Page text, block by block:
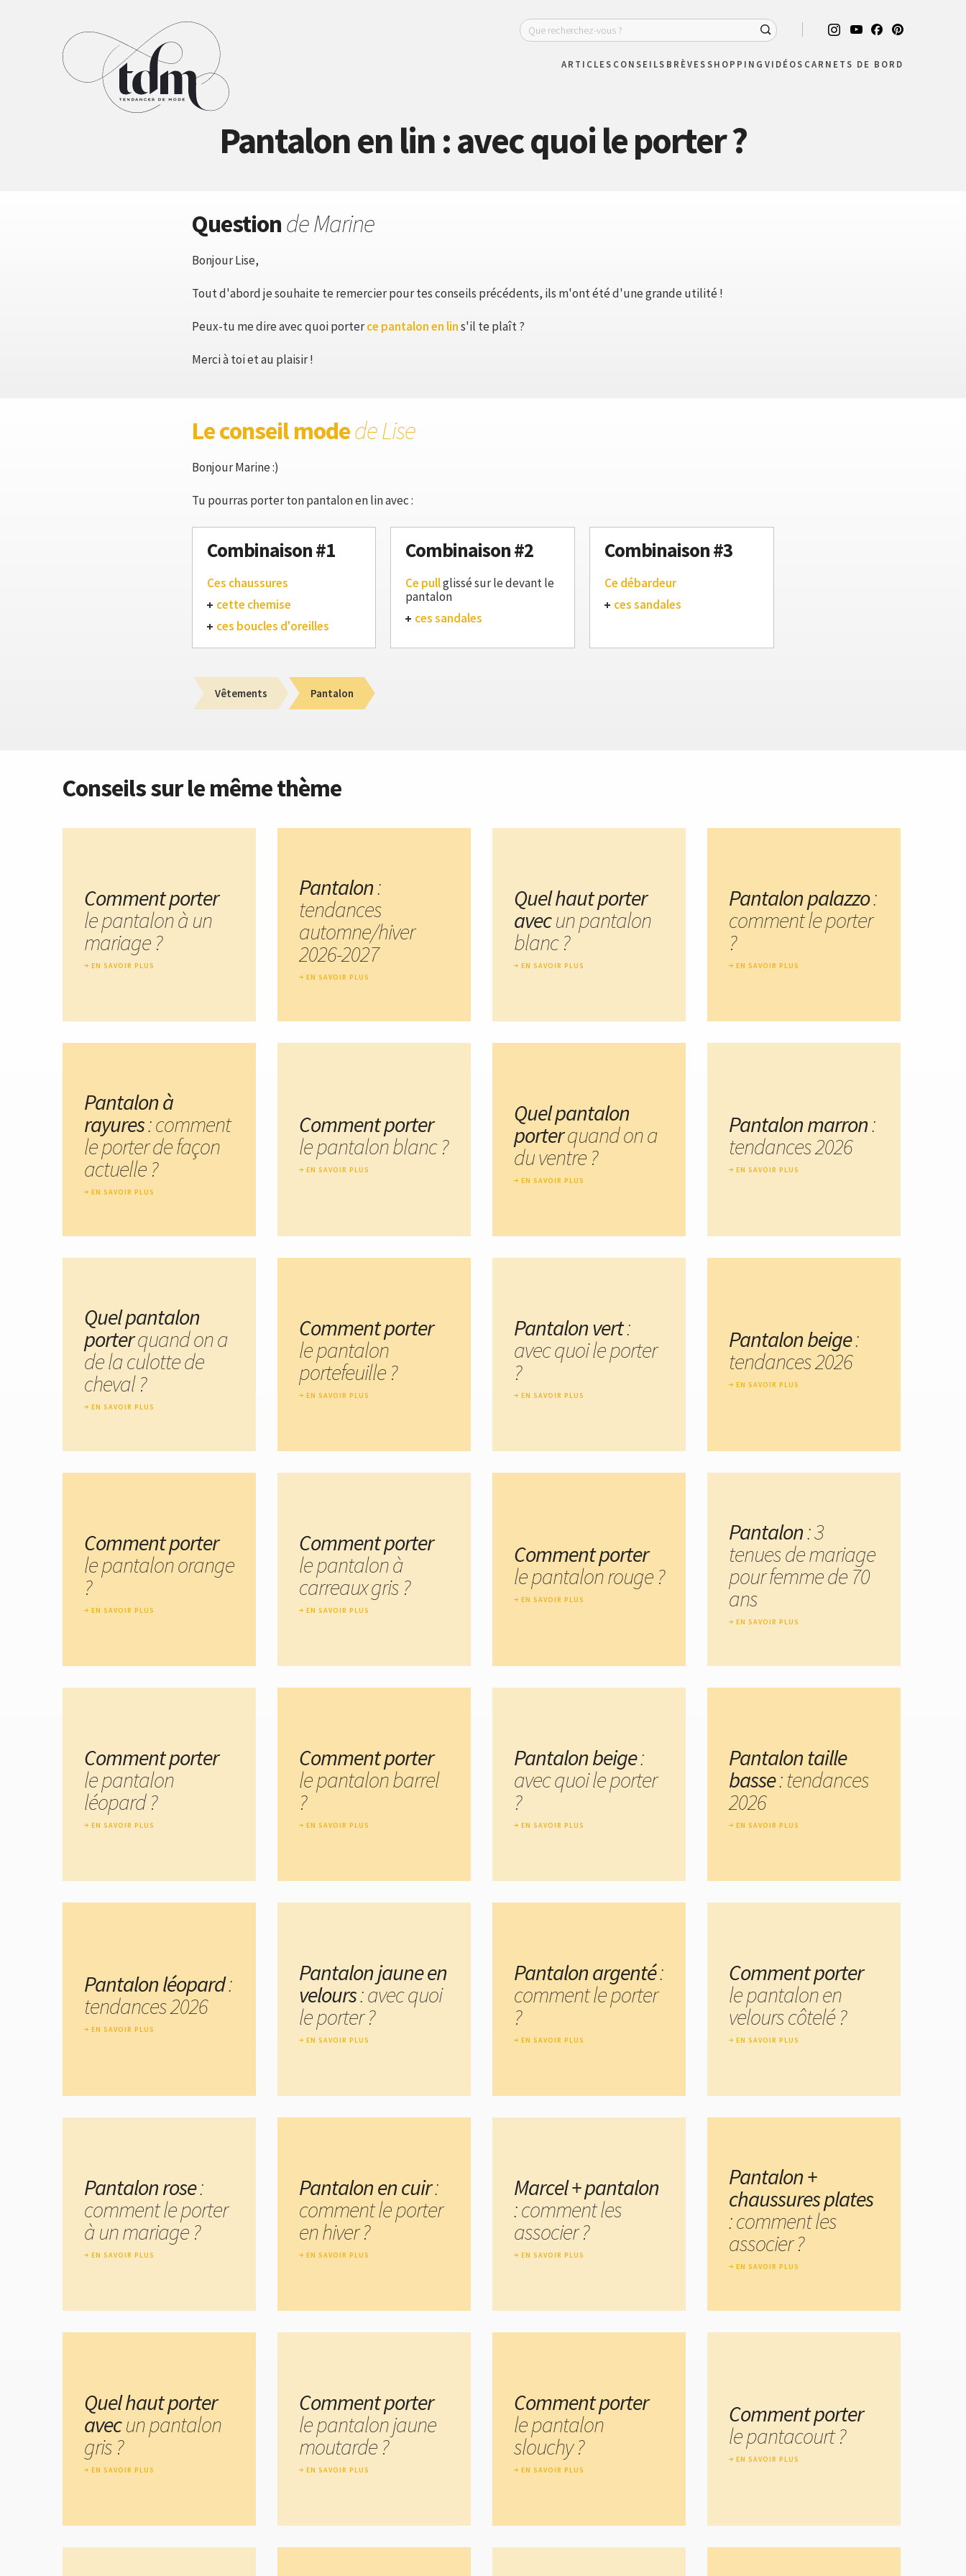
ARTICLES CONSEILS BRÈVESSHOPPING VIDÉOS CARNETS DE BORD
Pantalon en lin : avec quoi le porter ?
Questionde Marine
Bonjour Lise,
Tout d'abord je souhaite te remercier pour tes conseils précédents, ils m'ont été d'une grande utilité !
Peux-tu me dire avec quoi porterce pantalon en lins'il te plaît ?
Merci à toi et au plaisir !
Le conseil modede Lise
Bonjour Marine :)
Tu pourras porter ton pantalon en lin avec :
Combinaison #1
Ces chaussures
cette chemise
ces boucles d'oreilles
Combinaison #2
Ce pullglissé sur le devant le
pantalon
ces sandales
Combinaison #3
Ce débardeur
ces sandales
Vêtements Pantalon
Conseils sur le même thème
Comment porter
le pantalon à un
mariage ?
EN SAVOIR PLUS
Pantalon:
tendances
automne/hiver
2026-2027
EN SAVOIR PLUS
Quel haut porter
avecun pantalon
blanc ?
EN SAVOIR PLUS
Pantalon palazzo:
comment le porter
?
EN SAVOIR PLUS
Pantalon à
rayures: comment
le porter de façon
actuelle ?
EN SAVOIR PLUS
Comment porter
le pantalon blanc ?
EN SAVOIR PLUS
Quel pantalon
porterquand on a
du ventre ?
EN SAVOIR PLUS
Pantalon marron:
tendances 2026
EN SAVOIR PLUS
Quel pantalon
porterquand on a
de la culotte de
cheval ?
EN SAVOIR PLUS
Comment porter
le pantalon
portefeuille ?
EN SAVOIR PLUS
Pantalon vert:
avec quoi le porter
?
EN SAVOIR PLUS
Pantalon beige:
tendances 2026
EN SAVOIR PLUS
Comment porter
le pantalon orange
?
EN SAVOIR PLUS
Comment porter
le pantalon à
carreaux gris ?
EN SAVOIR PLUS
Comment porter
le pantalon rouge ?
EN SAVOIR PLUS
Pantalon: 3
tenues de mariage
pour femme de 70
ans
EN SAVOIR PLUS
Comment porter
le pantalon
léopard ?
EN SAVOIR PLUS
Comment porter
le pantalon barrel
?
EN SAVOIR PLUS
Pantalon beige:
avec quoi le porter
?
EN SAVOIR PLUS
Pantalon taille
basse: tendances
2026
EN SAVOIR PLUS
Pantalon léopard:
tendances 2026
EN SAVOIR PLUS
Pantalon jaune en
velours: avec quoi
le porter ?
EN SAVOIR PLUS
Pantalon argenté:
comment le porter
?
EN SAVOIR PLUS
Comment porter
le pantalon en
velours côtelé ?
EN SAVOIR PLUS
Pantalon rose:
comment le porter
à un mariage ?
EN SAVOIR PLUS
Pantalon en cuir:
comment le porter
en hiver ?
EN SAVOIR PLUS
Marcel + pantalon
: comment les
associer ?
EN SAVOIR PLUS
Pantalon +
chaussures plates
: comment les
associer ?
EN SAVOIR PLUS
Quel haut porter
avecun pantalon
gris ?
EN SAVOIR PLUS
Comment porter
le pantalon jaune
moutarde ?
EN SAVOIR PLUS
Comment porter
le pantalon
slouchy ?
EN SAVOIR PLUS
Comment porter
le pantacourt ?
EN SAVOIR PLUS